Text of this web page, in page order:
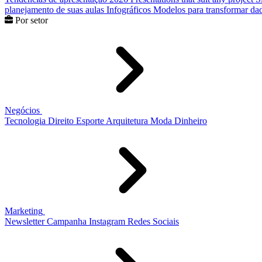
planejamento de suas aulas Infográficos Modelos para transformar
Por setor
Negócios
Tecnologia Direito Esporte Arquitetura Moda Dinheiro
Marketing
Newsletter Campanha Instagram Redes Sociais